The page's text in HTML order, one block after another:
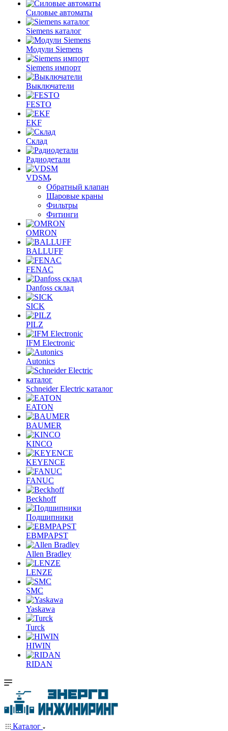
Силовые автоматы
Siemens каталог
Модули Siemens
Siemens импорт
Выключатели
FESTO
EKF
Склад
Радиодетали
VDSM
Обратный клапан
Шаровые краны
Фильтры
Фитинги
OMRON
BALLUFF
FENAC
Danfoss склад
SICK
PILZ
IFM Electronic
Autonics
Schneider Electric каталог
EATON
BAUMER
KINCO
KEYENCE
FANUC
Beckhoff
Подшипники
EBMPAPST
Allen Bradley
LENZE
SMC
Yaskawa
Turck
HIWIN
RIDAN
Каталог